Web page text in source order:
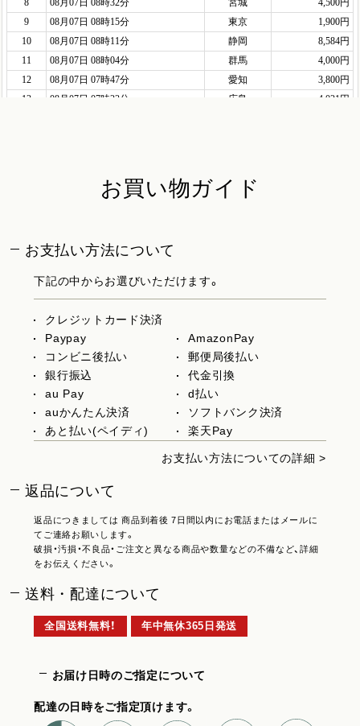
お買い物ガイド
お支払い方法について
下記の中からお選びいただけます。
クレジットカード決済
Paypay
AmazonPay
コンビニ後払い
郵便局後払い
銀行振込
代金引換
au Pay
d払い
auかんたん決済
ソフトバンク決済
あと払い(ペイディ)
楽天Pay
お支払い方法についての詳細 >
返品について
返品につきましては 商品到着後 7日間以内にお電話またはメールに
てご連絡お願いします。
破損・汚損・不良品・ご注文と異なる商品や数量などの不備など、詳細
をお伝えください。
送料・配達について
全国送料無料！ 年中無休365日発送
お届け日時のご指定について
配達の日時をご指定頂けます。